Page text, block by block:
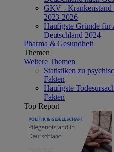
GKV - Krankenstand
2023-2026
Häufigste Gründe für
Deutschland 2024
Pharma & Gesundheit
Themen
Weitere Themen
Statistiken zu
Fakten
Häufigste
Fakten
Top Report